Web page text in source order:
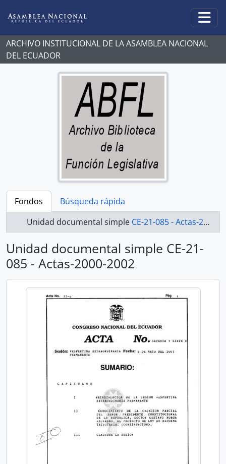
ARCHIVO INSTITUCIONAL DE LA ASAMBLEA NACIONAL
DEL ECUADOR
Fondos
Búsqueda rápida
Unidad documental simple CE-21-085 - Actas-2000-2002
Unidad documental simple CE-21-
085 - Actas-2000-2002